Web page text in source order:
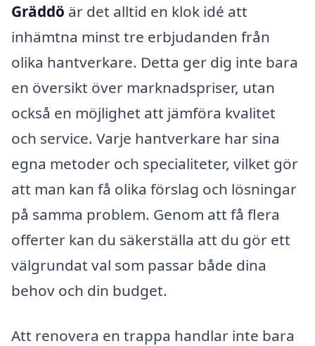
Gräddö är det alltid en klok idé att
inhämtna minst tre erbjudanden från
olika hantverkare. Detta ger dig inte bara
en översikt över marknadspriser, utan
också en möjlighet att jämföra kvalitet
och service. Varje hantverkare har sina
egna metoder och specialiteter, vilket gör
att man kan få olika förslag och lösningar
på samma problem. Genom att få flera
offerter kan du säkerställa att du gör ett
välgrundat val som passar både dina
behov och din budget.
Att renovera en trappa handlar inte bara